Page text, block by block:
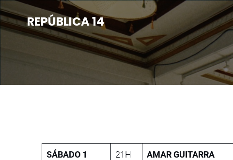
Saltar
para
o
conteúdo
REPÚBLICA 14
SÁBADO 1 21H AMAR GUITARRA